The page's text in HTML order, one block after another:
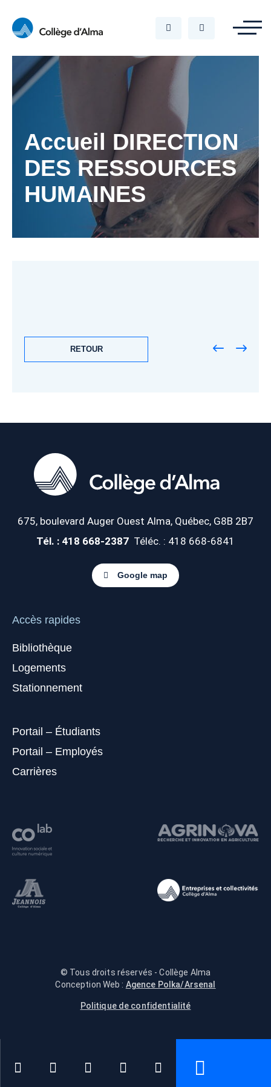
Accueil DIRECTION
DES RESSOURCES
HUMAINES
RETOUR
675, boulevard Auger Ouest Alma, Québec, G8B 2B7
Tél. : 418 668-2387 Téléc. : 418 668-6841
Google map
Accès rapides
Bibliothèque
Logements
Stationnement
Portail – Étudiants
Portail – Employés
Carrières
© Tous droits réservés - Collège Alma
Conception Web : Agence Polka/Arsenal
Politique de confidentialité